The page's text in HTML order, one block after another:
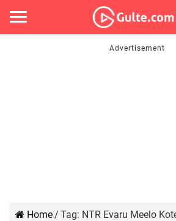
Home/ Tag: NTR Evaru Meelo